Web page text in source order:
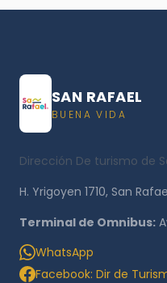
SAN RAFAEL
BUENA VIDA
Dirección De turismo de
H. Yrigoyen 1710, San
Terminal de Omnibus:
WhatsApp
Facebook: Dir de